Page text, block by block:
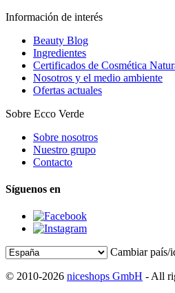
Información de interés
Beauty Blog
Ingredientes
Certificados de Cosmética
Nosotros y el medio ambiente
Ofertas actuales
Sobre Ecco Verde
Sobre nosotros
Nuestro grupo
Contacto
Síguenos en
Cambiar país/
© 2010-2026 niceshops GmbH - All